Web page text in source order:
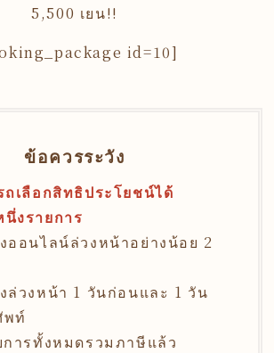
5,500 เยน!!
id=10]
ข้อควรระวัง
ถเลือกสิทธิประโยชน์ได้
งรายการ
ออนไลน์ล่วงหน้าอย่างน้อย 2
ล่วงหน้า 1 วันก่อนและ 1 วัน
พท์
การทั้งหมดรวมภาษีแล้ว